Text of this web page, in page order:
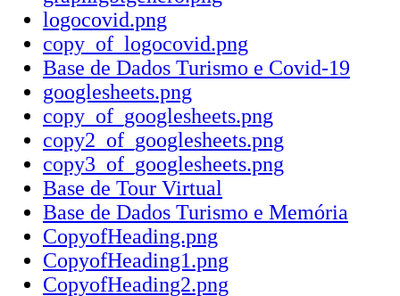
logocovid.png
copy_of_logocovid.png
Base de Dados Turismo e Covid-19
googlesheets.png
copy_of_googlesheets.png
copy2_of_googlesheets.png
copy3_of_googlesheets.png
Base de Tour Virtual
Base de Dados Turismo e Memória
CopyofHeading.png
CopyofHeading1.png
CopyofHeading2.png